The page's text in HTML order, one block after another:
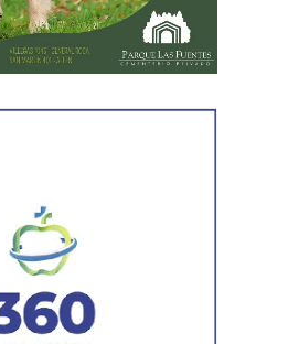
transparencia y derecho a la
por la Legislatura provincial.
que la iniciativa no solo
los agentes que se
de acceder a la estabilidad,